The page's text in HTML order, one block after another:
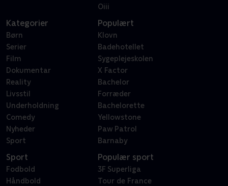
Oiii
Kategorier
Børn
Serier
Film
Dokumentar
Reality
Livsstil
Underholdning
Comedy
Nyheder
Sport
Populært
Klovn
Badehotellet
Sygeplejeskolen
X Factor
Bachelor
Forræder
Bachelorette
Yellowstone
Paw Patrol
Barnaby
Sport
Fodbold
Håndbold
Populær sport
3F Superliga
Tour de France